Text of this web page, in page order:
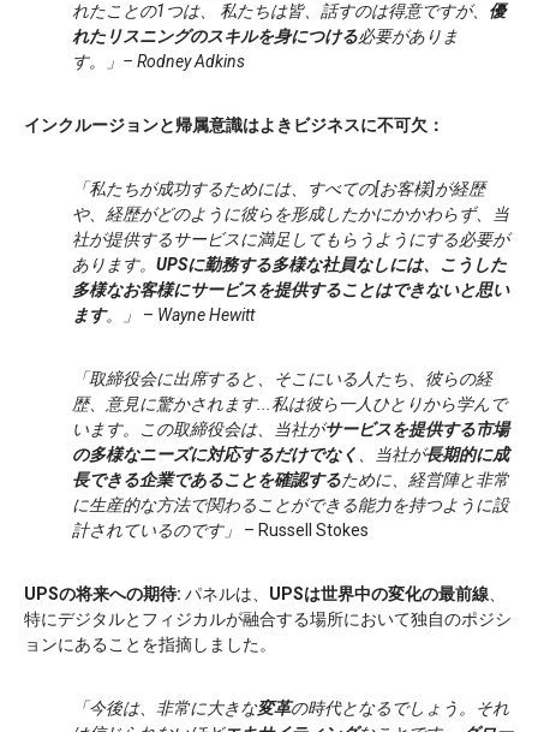
れたことの1つは、 私たちは皆、話すのは得意ですが、 優
れたリスニングのスキルを身につける必要がありま
す。」– Rodney Adkins
インクルージョンと帰属意識はよきビジネスに不可欠：
「私たちが成功するためには、すべての[お客様]が経歴
や、経歴がどのように彼らを形成したかにかかわらず、当
社が提供するサービスに満足してもらうようにする必要が
あります。 UPSに勤務する多様な社員なしには、こうした
多様なお客様にサービスを提供することはできないと思い
ます。」 – Wayne Hewitt
「取締役会に出席すると、そこにいる人たち、彼らの経
歴、意見に驚かされます...私は彼ら一人ひとりから学んで
います。この取締役会は、当社がサービスを提供する市場
の多様なニーズに対応するだけでなく
、当社が長期的に成
長できる企業であることを確認するために、経営陣と非常
に生産的な方法で関わることができる能力を持つように設
計されているのです」
– Russell Stokes
UPSの将来への期待: パネルは、 UPSは世界中の変化の最前線
特にデジタルとフィジカルが融合する場所において独自のポジシ
ョンにあることを指摘しました。
「今後は、非常に大きな変革の時代となるでしょう。それ